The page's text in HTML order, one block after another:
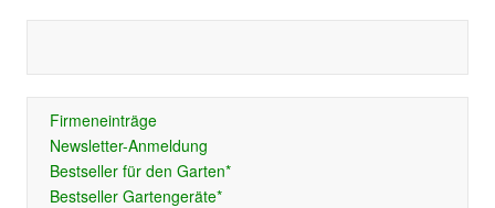
Firmeneinträge
Newsletter-Anmeldung
Bestseller für den Garten*
Bestseller Gartengeräte*